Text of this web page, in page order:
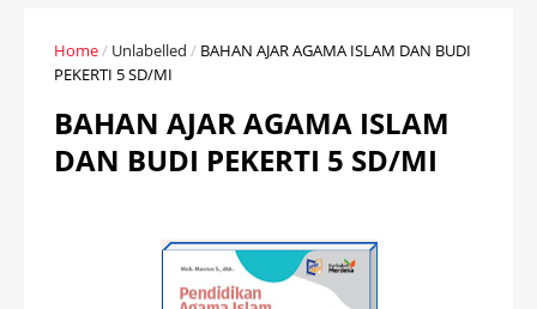
Home/ Unlabelled / BAHAN AJAR AGAMA ISLAM DAN BUDI
PEKERTI 5 SD/MI
BAHAN AJAR AGAMA ISLAM
DAN BUDI PEKERTI 5 SD/MI